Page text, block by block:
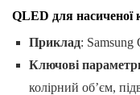
QLED для насиченої
Приклад:
Ключові
колірний об’єм,